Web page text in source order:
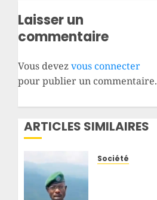
Laisser un
commentaire
Vous devezvous connecter
pour publier un commentaire.
ARTICLES SIMILAIRES
Société